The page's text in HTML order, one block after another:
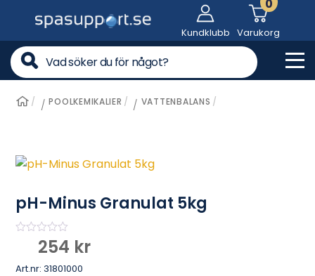
content
Kundklubb
0
Varukorg
/POOLKEMIKALIER / VATTENBALANS
pH-Minus Granulat 5kg
y
254 kr
Art.nr:31801000